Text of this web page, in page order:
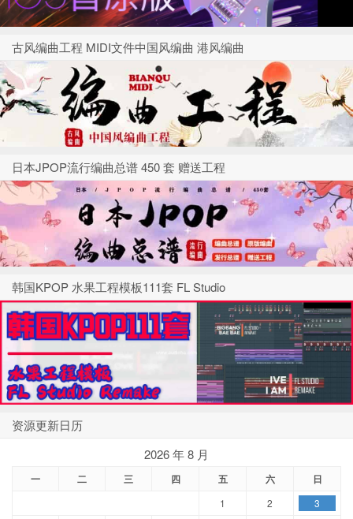
古风编曲工程 MIDI文件中国风编曲 港风编曲
日本JPOP流行编曲总谱 450 套 赠送工程
韩国KPOP 水果工程模板111套 FL Studio
资源更新日历
2026 年 8 月
一 二 三 四 五 六 日
1 2
3